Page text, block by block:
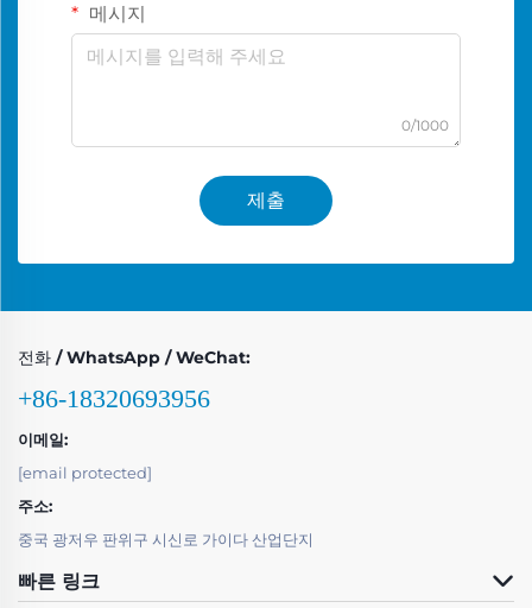
메시지
0/1000
제출
전화 / WhatsApp / WeChat:
+86-18320693956
이메일:
[email protected]
주소:
중국 광저우 판위구 시신로 가이다 산업단지
빠른 링크